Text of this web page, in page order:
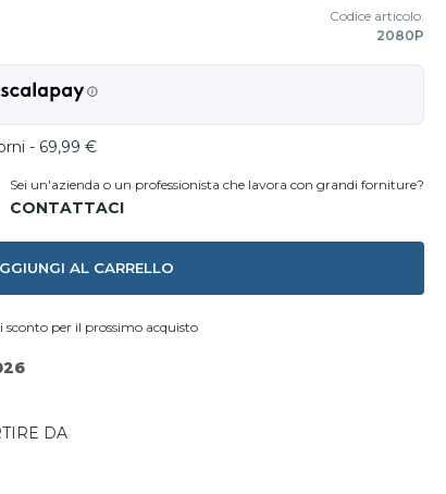
Codice articolo:
2080P
- 69,99 €
Sei un'azienda o un professionista che lavora con grandi forniture?
AL CARRELLO
sconto per il prossimo acquisto
DA